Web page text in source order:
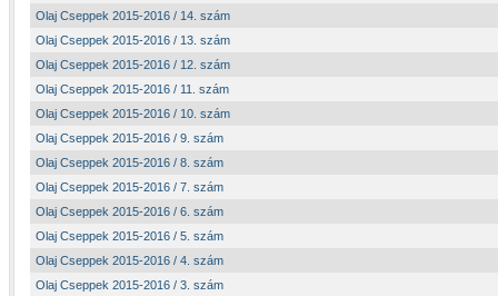
Olaj Cseppek 2015-2016 / 14. szám
Olaj Cseppek 2015-2016 / 13. szám
Olaj Cseppek 2015-2016 / 12. szám
Olaj Cseppek 2015-2016 / 11. szám
Olaj Cseppek 2015-2016 / 10. szám
Olaj Cseppek 2015-2016 / 9. szám
Olaj Cseppek 2015-2016 / 8. szám
Olaj Cseppek 2015-2016 / 7. szám
Olaj Cseppek 2015-2016 / 6. szám
Olaj Cseppek 2015-2016 / 5. szám
Olaj Cseppek 2015-2016 / 4. szám
Olaj Cseppek 2015-2016 / 3. szám